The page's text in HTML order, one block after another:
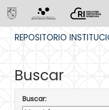
REPOSITORIO
Buscar
Buscar: